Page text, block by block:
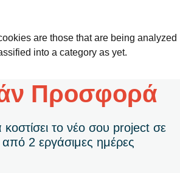
are those that are being analyzed
into a category as yet.
Προσφορά
το νέο σου project σε
από 2 εργάσιμες ημέρες